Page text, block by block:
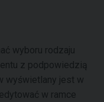
wyboru rodzaju
z podpowiedzią
wyświetlany jest w
w ramce